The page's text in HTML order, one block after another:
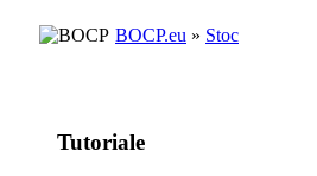
BOCP.eu » Stoc
Tutoriale